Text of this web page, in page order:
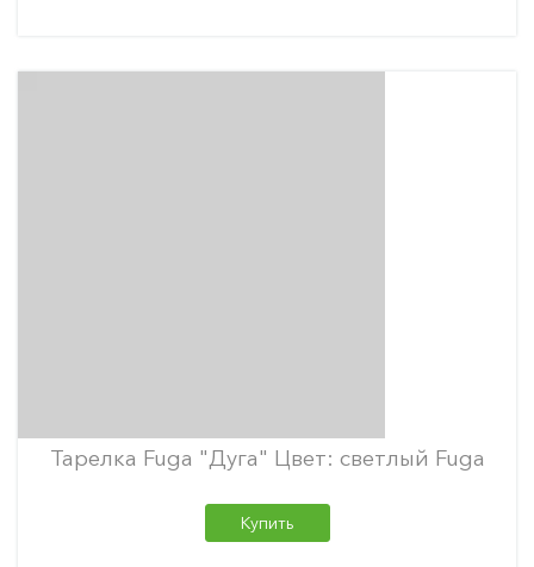
Тарелка Fuga "Дуга" Цвет: светлый Fuga
Купить